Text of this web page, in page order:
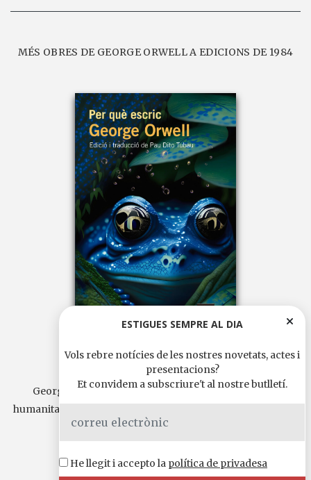
MÉS OBRES DE GEORGE ORWELL A EDICIONS DE 1984
Per què escric
George Orwell va donar veu amb la seva obra a una
humanitat mínima en primera persona arrelada en l’anàlisi
de...
Continua llegint
Llengua original:anglès
ESTIGUES SEMPRE AL DIA
Vols rebre notícies de les nostres novetats, actes i
presentacions?
Et convidem a subscriure't al nostre butlletí.
He llegit i accepto la política de privadesa